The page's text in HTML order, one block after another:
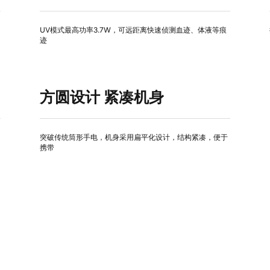
UV模式最高功率3.7W，可远距离快速侦测血迹、体液等痕
迹
方圆设计 紧凑机身
突破传统筒形手电，机身采用扁平化设计，结构紧凑，便于
携带